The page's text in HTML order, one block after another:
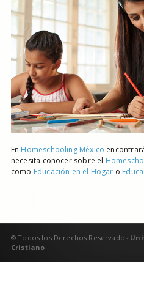
En Homeschooling México
necesita conocer sobre el
como Educación en el Hogar o
© Todos los Derechos Reservados
Cristiano